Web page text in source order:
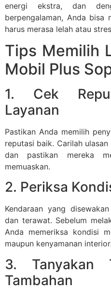
energi ekstra, dan
berpengalaman, Anda bisa
harus merasa lelah atau
Tips Memilih
Mobil Plus
1. Cek
Layanan
Pastikan Anda memilih
reputasi baik. Carilah
dan pastikan mereka
memuaskan.
2. Periksa
Kendaraan yang
dan terawat. Sebelum
Anda memeriksa kondisi
maupun kenyamanan interior.
3. Tanyakan
Tambahan